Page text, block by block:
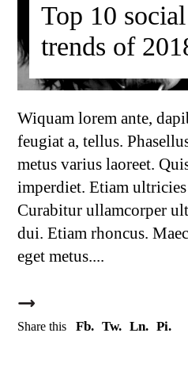
Top 10
trends of
Wiquam lorem ante,
feugiat a, tellus.
metus varius laoreet.
imperdiet. Etiam
Curabitur ullamcorper
dui. Etiam rhoncus.
eget metus.
Share this Fb. Tw. Ln. Pi.